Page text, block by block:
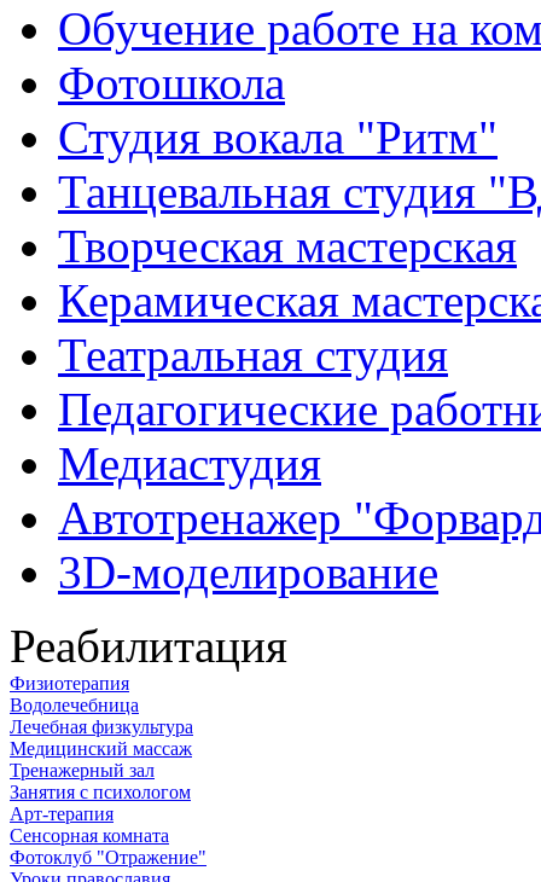
Обучение работе на
Фотошкола
Студия вокала "Ритм"
Танцевальная студия
Творческая мастерская
Керамическая
Театральная студия
Педагогические
Медиастудия
Автотренажер
3D-моделирование
Реабилитация
Физиотерапия
Водолечебница
Лечебная физкультура
Медицинский массаж
Тренажерный зал
Занятия с психологом
Арт-терапия
Сенсорная комната
Фотоклуб "Отражение"